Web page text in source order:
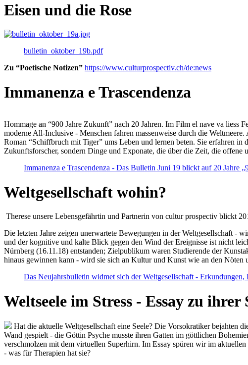
Eisen und die Rose
bulletin_oktober_19b.pdf
Zu “Poetische Notizen” https://www.culturprospectiv.ch/de:news
Immanenza e Trascendenza
Hommage an “900 Jahre Zukunft” nach 20 Jahren. Im Film el nave va liess
moderne All-Inclusive - Menschen fahren massenweise durch die
Roman “Schiffbruch mit Tiger” ums Leben und lernen beten. Sie erfahren
Zukunftsforscher, sondern Dinge und Exponate, die über die Zeit, die offene
Immanenza e Trascendenza - Das Bulletin Juni 19 blickt auf 20 Jahre
Weltgesellschaft wohin?
Therese unsere Lebensgefährtin und Partnerin von cultur prospectiv blickt
Die letzten Jahre zeigen unerwartete Bewegungen in der Weltgesellschaft -
und der kognitive und kalte Blick gegen den Wind der Ereignisse ist nicht
Nürnberg (16.11.18) entstanden; Zielpublikum waren Studierende der
hinaus gewinnen kann - wird sie sich an Kultur und Kunst wie an den Nöten
Das Neujahrsbulletin widmet sich der Weltgesellschaft - Erkundungen,
Weltseele im Stress - Essay zu
Hat die aktuelle Weltgesellschaft eine Seele? Die Vorsokratiker bejahten
Wand gespielt - die Göttin Psyche musste ihren Gatten im göttlichen
verschmolzen mit dem virtuellen Superhirn. Im Essay spüren wir im
- was für Therapien hat sie?